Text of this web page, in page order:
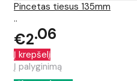
Pincetas tiesus 135mm
..
€2 06
Į krepšelį
Į palyginimą